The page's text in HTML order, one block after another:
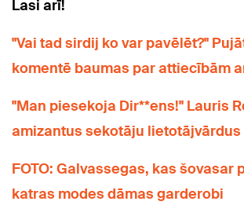
Lasi arī!
"Vai tad sirdij ko var pavēlēt?"
komentē baumas par attiecībām
"Man piesekoja Dir**ens!" Lauris
amizantus sekotāju lietotājvārdus
FOTO: Galvassegas, kas šovasar
katras modes dāmas garderobi